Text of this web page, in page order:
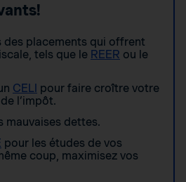
des placements qui offrent
tels que le REER ou le
CELI pour faire croître votre
l’impôt.
mauvaises dettes.
pour les études de vos
coup, maximisez vos